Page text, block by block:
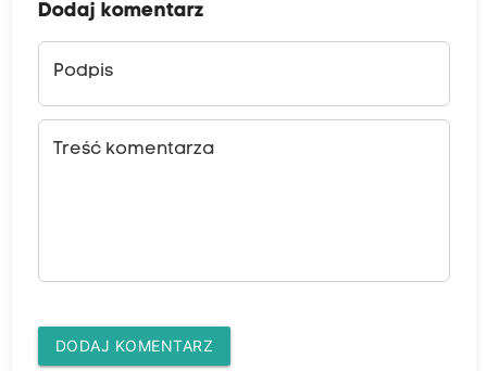
Dodaj komentarz
Podpis
Treść komentarza
DODAJ KOMENTARZ